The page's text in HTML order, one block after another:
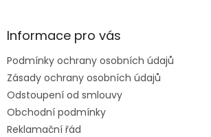
aInformace pro vás
Podmínky ochrany osobních údajů
Zásady ochrany osobních údajů
Odstoupení od smlouvy
Obchodní podmínky
Reklamační řád